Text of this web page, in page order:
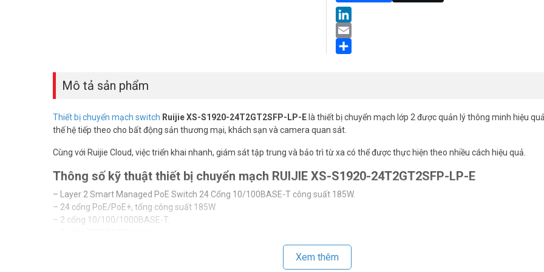
LinkedIn
Email
Mô tả sản phẩm
Thiết bị chuyển mạch switch Ruijie XS-S1920-24T2GT2SFP-LP-Elà thiết bị chuyển mạch lớp 2 được quản lý thông minh hiệu
thế hệ tiếp theo cho bất động sản thương mại, khách sạn và camera quan sát.
Cùng với Ruijie Cloud, việc triển khai nhanh, giám sát tập trung và bảo trì từ xa có thể được thực hiện theo nhiều cách hiệu quả.
Thông số kỹ thuật thiết bị chuyển mạch RUIJIE XS-S1920-24T2GT2SFP-LP-E
– Layer 2 Smart Managed PoE Switch 24 Cổng 10/100BASE-T công suất 185W.
– 24 cổng PoE/PoE+, tổng công suất 185W.
– 2 cổng 10/100/1000BASE-T.
Xem thêm